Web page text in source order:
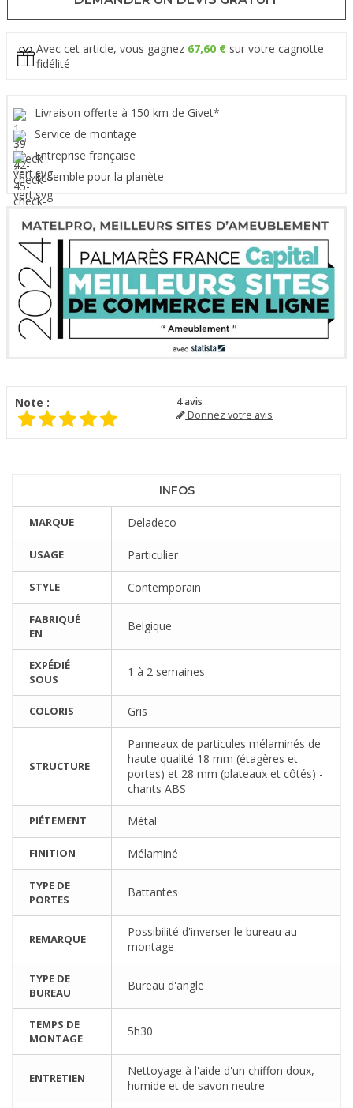
Avec cet article, vous gagnez 67,60 € sur votre cagnotte
fidélité
Livraison offerte à 150 km de Givet*
Service de montage
Entreprise française
Ensemble pour la planète
Note : 4avis
Donnez votre avis
INFOS
MARQUE Deladeco
USAGE Particulier
STYLE Contemporain
FABRIQUÉ
EN
Belgique
EXPÉDIÉ
SOUS
1 à 2 semaines
COLORIS Gris
STRUCTURE
Panneaux de particules mélaminés de
haute qualité 18 mm (étagères et
portes) et 28 mm (plateaux et côtés) -
chants ABS
PIÉTEMENT Métal
FINITION Mélaminé
TYPE DE
PORTES
Battantes
REMARQUE
Possibilité d'inverser le bureau au
montage
TYPE DE
BUREAU
Bureau d'angle
TEMPS DE
MONTAGE
5h30
ENTRETIEN
Nettoyage à l'aide d'un chiffon doux,
humide et de savon neutre